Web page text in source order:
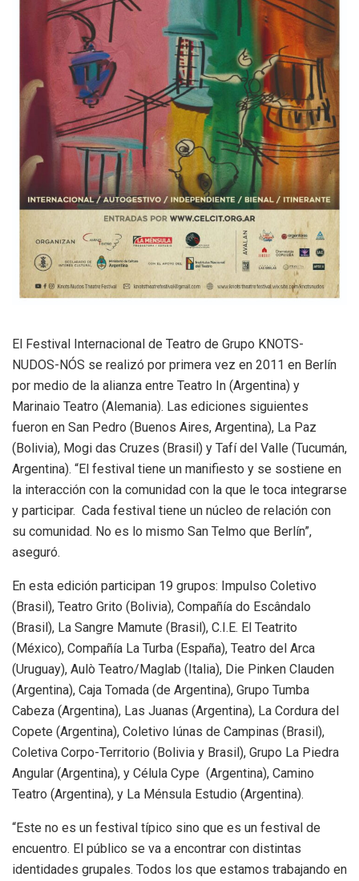
El Festival Internacional de Teatro de Grupo KNOTS-
NUDOS-NÓS se realizó por primera vez en 2011 en Berlín
por medio de la alianza entre Teatro In (Argentina) y
Marinaio Teatro (Alemania). Las ediciones siguientes
fueron en San Pedro (Buenos Aires, Argentina), La Paz
(Bolivia), Mogi das Cruzes (Brasil) y Tafí del Valle (Tucumán,
Argentina). “El festival tiene un manifiesto y se sostiene en
la interacción con la comunidad con la que le toca integrarse
y participar. Cada festival tiene un núcleo de relación con
su comunidad. No es lo mismo San Telmo que Berlín”,
aseguró.
En esta edición participan 19 grupos: Impulso Coletivo
(Brasil), Teatro Grito (Bolivia), Compañía do Escândalo
(Brasil), La Sangre Mamute (Brasil), C.I.E. El Teatrito
(México), Compañía La Turba (España), Teatro del Arca
(Uruguay), Aulò Teatro/Maglab (Italia), Die Pinken Clauden
(Argentina), Caja Tomada (de Argentina), Grupo Tumba
Cabeza (Argentina), Las Juanas (Argentina), La Cordura del
Copete (Argentina), Coletivo Iúnas de Campinas (Brasil),
Coletiva Corpo-Territorio (Bolivia y Brasil), Grupo La Piedra
Angular (Argentina), y Célula Cype (Argentina), Camino
Teatro (Argentina), y La Ménsula Estudio (Argentina).
“Este no es un festival típico sino que es un festival de
encuentro. El público se va a encontrar con distintas
identidades grupales. Todos los que estamos trabajando en